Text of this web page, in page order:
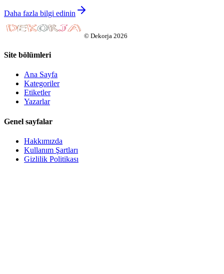
Daha fazla bilgi edinin
© Dekorja 2026
Site bölümleri
Ana Sayfa
Kategoriler
Etiketler
Yazarlar
Genel sayfalar
Hakkımızda
Kullanım Şartları
Gizlilik Politikası